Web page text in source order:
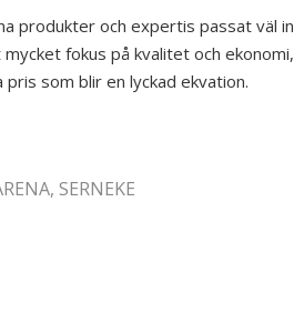
produkter och expertis passat väl in
fokus på kvalitet och ekonomi,
som blir en lyckad ekvation.
SERNEKE